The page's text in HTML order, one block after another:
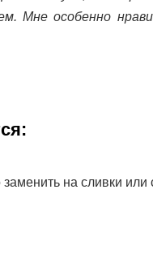
Мне особенно
на сливки или